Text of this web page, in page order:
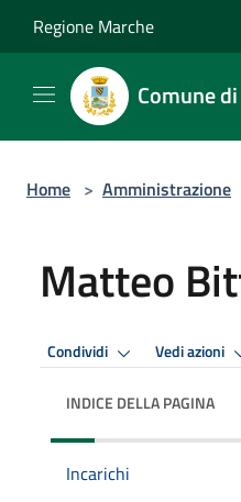
Regione Marche
Comune
Home > Amministrazione
Matteo
Condividi Vedi azioni
INDICE DELLA PAGINA
Incarichi